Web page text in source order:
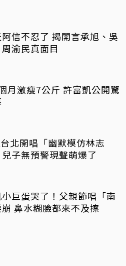
信不忍了 揭開言承旭、吳
渝民真面目
月激瘦7公斤 許富凱公開驚
北開唱「幽默模仿林志
子無預警現聲萌爆了
巨蛋哭了！父親節唱「南
鼻水糊臉都來不及擦